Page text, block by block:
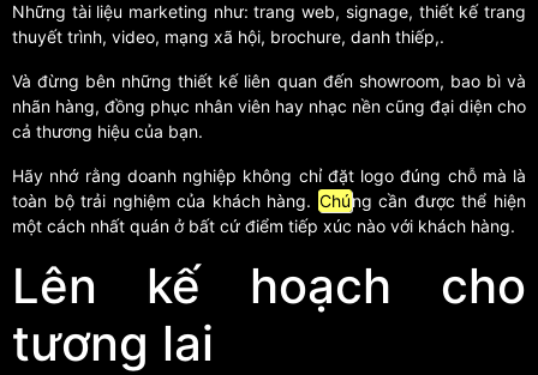
Những tài liệu marketing như: trang web, signage, thiết kế trang
thuyết trình, video, mạng xã hội, brochure, danh thiếp,.
Và đừng bên những thiết kế liên quan đến showroom, bao bì và
nhãn hàng, đồng phục nhân viên hay nhạc nền cũng đại diện cho
cả thương hiệu của bạn.
Hãy nhớ rằng doanh nghiệp không chỉ đặt logo đúng chỗ mà là
toàn bộ trải nghiệm của khách hàng. Chúng cần được thể hiện
một cách nhất quán ở bất cứ điểm tiếp xúc nào với khách hàng.
Lên kế hoạch cho
tương lai